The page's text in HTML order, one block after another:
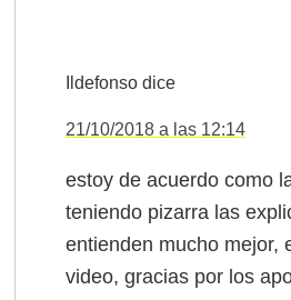
Ildefonso dice
21/10/2018 a las 12:14
estoy de acuerdo como
teniendo pizarra las
entienden mucho mejor,
video, gracias por los